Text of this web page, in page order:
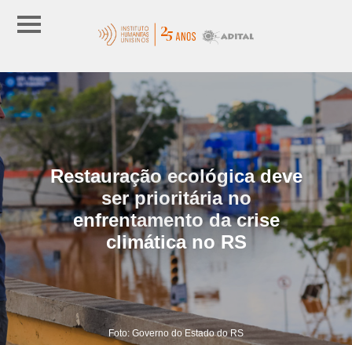
Restauração ecológica deve
ser prioritária no
enfrentamento da crise
climática no RS
Foto: Governo do Estado do RS